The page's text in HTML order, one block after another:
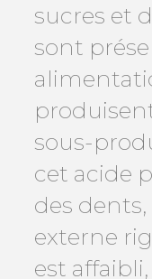
sucres et
sont
sous-
cet acide
des
externe
est